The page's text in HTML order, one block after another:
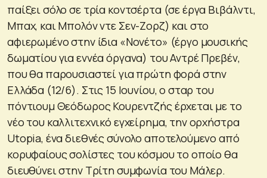
παίξει σόλο σε τρία κοντσέρτα (σε έργα Βιβάλντι,
Μπαχ, και Μπολόν ντε Σεν-Ζορζ) και στο
αφιερωμένο στην ίδια «Νονέτο» (έργο μουσικής
δωματίου για εννέα όργανα) του Αντρέ Πρεβέν,
που θα παρουσιαστεί για πρώτη φορά στην
Ελλάδα (12/6). Στις 15 Ιουνίου, ο σταρ του
πόντιουμ Θεόδωρος Κουρεντζής έρχεται με το
νέο του καλλιτεχνικό εγχείρημα, την ορχήστρα
Utopia, ένα διεθνές σύνολο αποτελούμενο από
κορυφαίους σολίστες του κόσμου το οποίο θα
διευθύνει στην Τρίτη συμφωνία του Μάλερ.